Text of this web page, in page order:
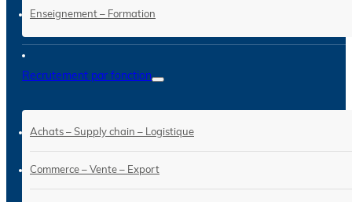
Enseignement – Formation
Recrutement par fonction
Achats – Supply chain – Logistique
Commerce – Vente – Export